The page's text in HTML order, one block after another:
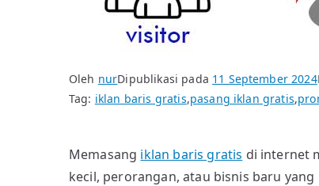
Oleh nurDipublikasi pada 11 September 2024
Tag: iklan baris gratis,pasang iklan gratis,
Memasang iklan baris gratis di internet
kecil, perorangan, atau bisnis baru